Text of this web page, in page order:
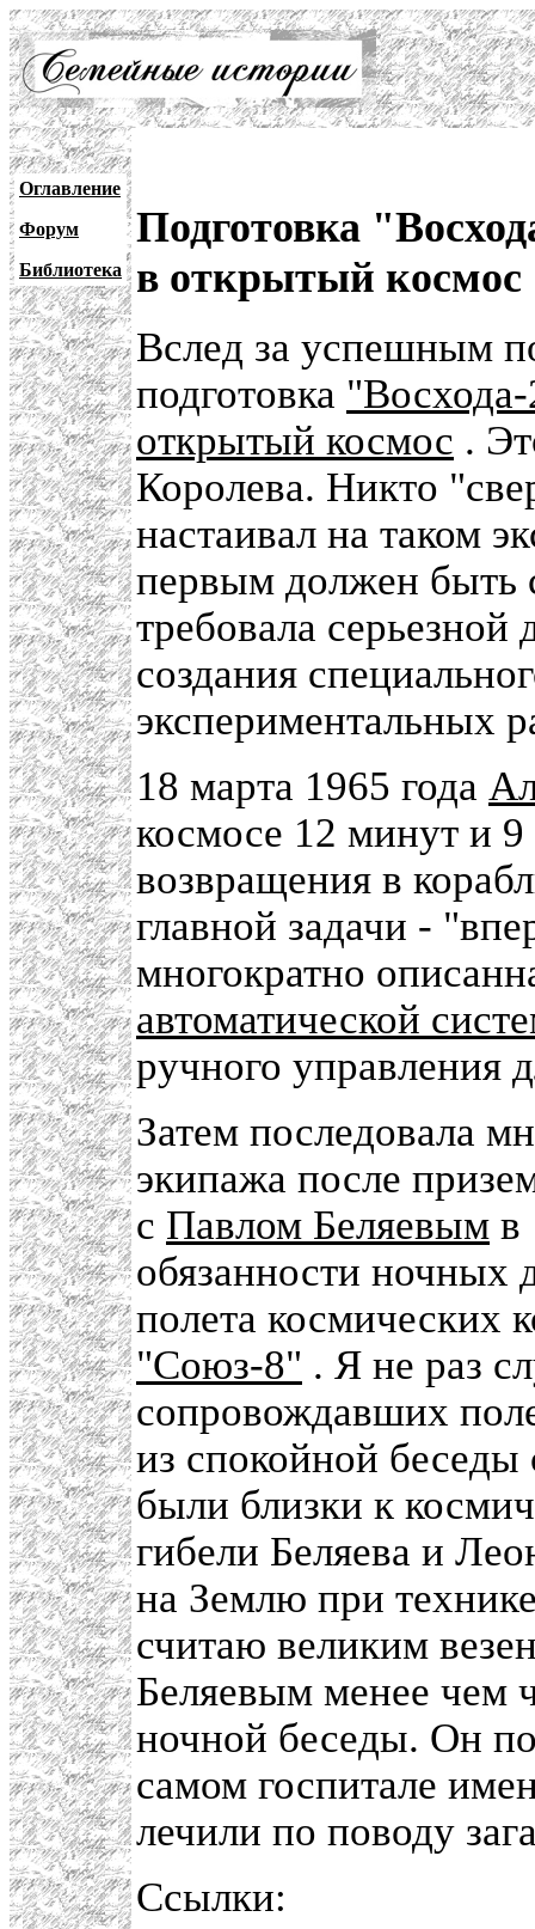
Оглавление
Форум
Библиотека
Подготовка
в открытый космос
Вслед за успешным
подготовка
открытый космос .
Королева. Никто
настаивал на таком
первым должен быть
требовала серьезной
создания
экспериментальных
18 марта 1965 года
космосе 12 минут и 9
возвращения в
главной задачи -
многократно
автоматической
ручного управления
Затем последовала
экипажа после
с Павлом Беляевым в
обязанности
полета космических
"Союз-8" . Я не раз
сопровождавших
из спокойной
были близки к
гибели Беляева и
на Землю при
считаю великим
Беляевым менее чем
ночной беседы. Он
самом госпитале
лечили по поводу
Ссылки: